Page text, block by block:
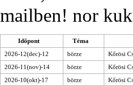
mailben! nor
Időpont
Téma
2026-12(dec)-12
börze
Kőrösi
2026-11(nov)-14
börze Kőrösi
2026-10(okt)-17
börze
Kőrösi